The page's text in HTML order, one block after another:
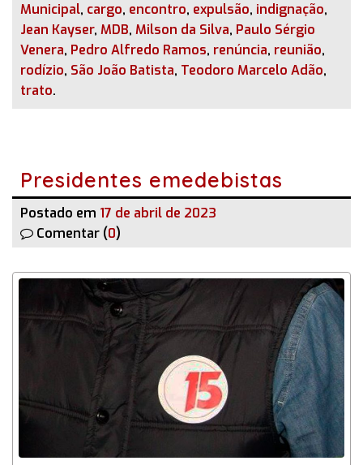
Municipal, cargo, encontro, expulsão, indignação,
Jean Kayser, MDB, Milson da Silva, Paulo Sérgio
Venera, Pedro Alfredo Ramos, renúncia, reunião,
rodízio, São João Batista, Teodoro Marcelo Adão,
trato.
Presidentes emedebistas
Postado em 17 de abril de 2023
Comentar (0)